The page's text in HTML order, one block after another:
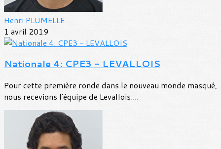
Henri PLUMELLE
1 avril 2019
Nationale 4: CPE3 - LEVALLOIS
Pour cette première ronde dans le nouveau monde masqué,
nous recevions l'équipe de Levallois....